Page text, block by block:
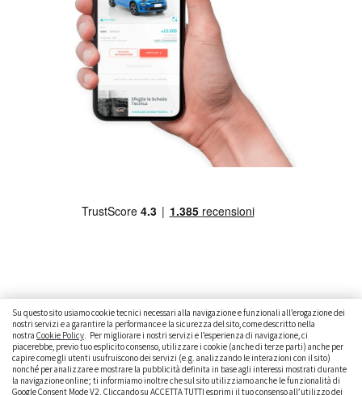
Su questo sito usiamo cookie tecnici necessari alla navigazione e funzionali all’erogazione dei
nostri servizi e a garantire la performance e la sicurezza del sito, come descritto nella
nostra Cookie Policy. Per migliorare i nostri servizi e l’esperienza di navigazione, ci
piacerebbe, previo tuo esplicito consenso, utilizzare i cookie (anche di terze parti) anche per
capire come gli utenti usufruiscono dei servizi (e.g. analizzando le interazioni con il sito)
nonché per analizzare e mostrare la pubblicità definita in base agli interessi mostrati durante
la navigazione online; ti informiamo inoltre che sul sito utilizziamo anche le funzionalità di
Google Consent Mode V2. Cliccando su ACCETTA TUTTI esprimi il tuo consenso all’utilizzo dei
CAMBIARE AUTO
GUIDA ALL’ACQUISTO
GUIDE PRATICHE
CURIOSITÀ
DATI ALLA MANO